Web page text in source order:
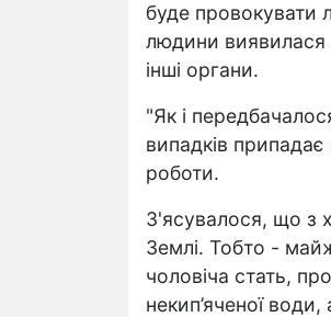
буде провокувати
людини виявилася
інші органи.
"Як і
випадків
роботи.
З'ясувалося, що з
Землі. Тобто -
чоловіча стать,
некип’яченої